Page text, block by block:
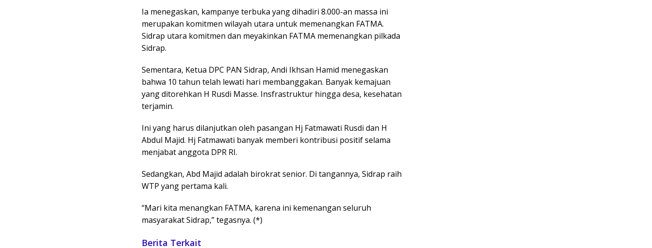
Ia menegaskan, kampanye terbuka yang dihadiri 8.000-an massa ini
merupakan komitmen wilayah utara untuk memenangkan FATMA.
Sidrap utara komitmen dan meyakinkan FATMA memenangkan pilkada
Sidrap.
Sementara, Ketua DPC PAN Sidrap, Andi Ikhsan Hamid menegaskan
bahwa 10 tahun telah lewati hari membanggakan. Banyak kemajuan
yang ditorehkan H Rusdi Masse. Insfrastruktur hingga desa, kesehatan
terjamin.
Ini yang harus dilanjutkan oleh pasangan Hj Fatmawati Rusdi dan H
Abdul Majid. Hj Fatmawati banyak memberi kontribusi positif selama
menjabat anggota DPR RI.
Sedangkan, Abd Majid adalah birokrat senior. Di tangannya, Sidrap raih
WTP yang pertama kali.
“Mari kita menangkan FATMA, karena ini kemenangan seluruh
masyarakat Sidrap,” tegasnya. (*)
Berita Terkait